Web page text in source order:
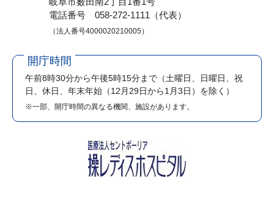
電話番号 058-272-1111（代表）
（法人番号4000020210005）
開庁時間
午前8時30分から午後5時15分まで （土曜日、日曜日、祝
日、休日、年末年始（12月29日から1月3日）を除く）
※一部、開庁時間の異なる機関、施設があります。